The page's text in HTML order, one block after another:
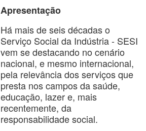
Apresentação
Há mais de seis décadas o
Serviço Social da Indústria - SESI
vem se destacando no cenário
nacional, e mesmo internacional,
pela relevância dos serviços que
presta nos campos da saúde,
educação, lazer e, mais
recentemente, da
responsabilidade social.